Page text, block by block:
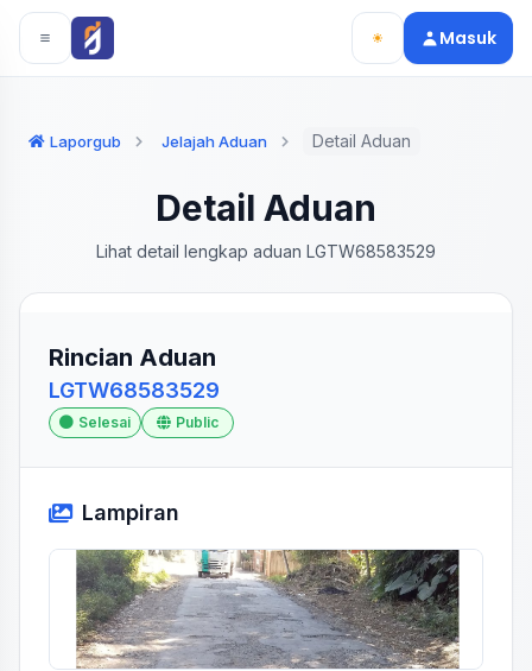
Langsung ke konten utama
Langsung ke navigasi
Masuk
Laporgub Jelajah Aduan Detail Aduan
Detail Aduan
Lihat detail lengkap aduan LGTW68583529
Rincian Aduan
LGTW68583529
Selesai Public
Lampiran